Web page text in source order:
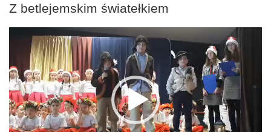
Z betlejemskim światełkiem
Odtwarzacz